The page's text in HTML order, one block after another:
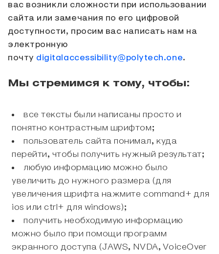
вас возникли сложности при использовании
сайта или замечания по его цифровой
доступности, просим вас написать нам на
электронную
почту digitalaccessibility@polytech.one.
Мы стремимся к тому, чтобы:
все тексты были написаны просто и
понятно контрастным шрифтом;
пользователь сайта понимал, куда
перейти, чтобы получить нужный результат;
любую информацию можно было
увеличить до нужного размера (для
увеличения шрифта нажмите command+ для
ios или ctrl+ для windows);
получить необходимую информацию
можно было при помощи программ
экранного доступа (JAWS, NVDA, VoiceOver